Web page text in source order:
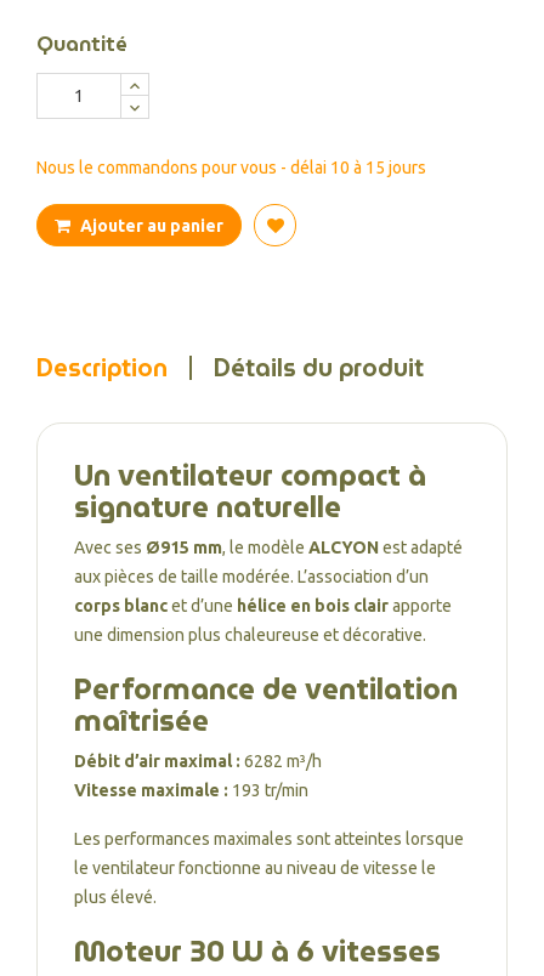
Quantité
Nous le commandons pour vous - délai 10 à 15 jours
Ajouter au panier
Description Détails du produit
Un ventilateur compact à
signature naturelle
Avec ses Ø915 mm, le modèle ALCYONest adapté
aux pièces de taille modérée. L’association d’un
corps blancet d’une hélice en bois clairapporte
une dimension plus chaleureuse et décorative.
Performance de ventilation
maîtrisée
Débit d’air maximal : 6282 m³/h
Vitesse maximale : 193 tr/min
Les performances maximales sont atteintes lorsque
le ventilateur fonctionne au niveau de vitesse le
plus élevé.
Moteur 30 W à 6 vitesses